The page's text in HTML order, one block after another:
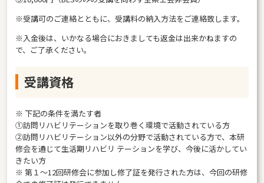
※受講可のご連絡とともに、受講料の納入方法をご連絡致します。
※入金後は、いかなる場合におきましても返金は出来かねますの
で、ご了承ください。
受講資格
※ 下記の条件を満たす者
①訪問リハビリテーションを取り巻く環境で活動されている方
②訪問リハビリテーション以外の分野で活動されている方で、本研
修会を通じて生活期リハビリ テーションを学び、今後に活かしてい
きたい方
※ 第１～12回研修会に参加し修了証を発行された方は、今回の研修